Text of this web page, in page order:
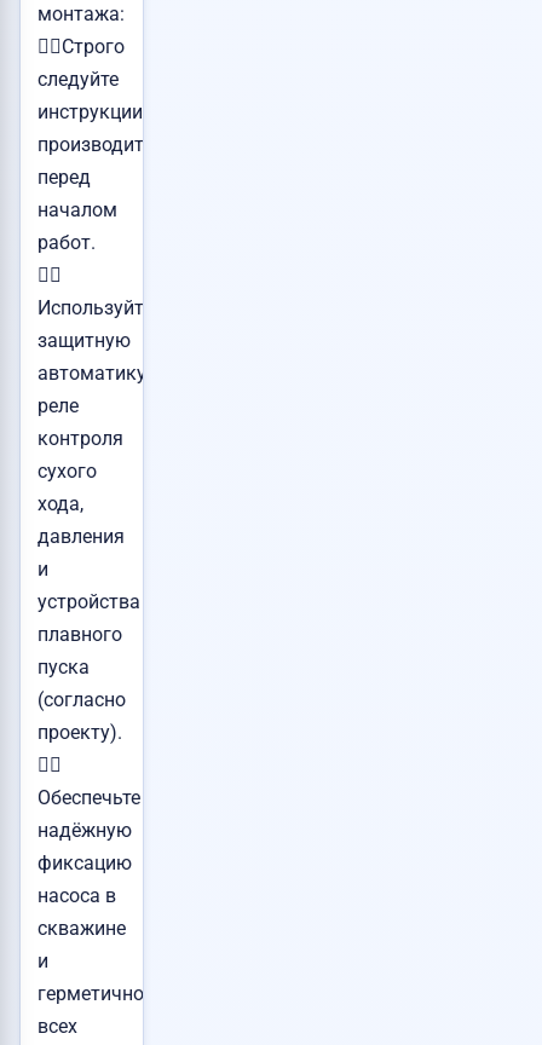
монтажа:
👉🏻Строго
следуйте
инструкции
производителя
перед
началом
работ.
👉🏻
Используйте
защитную
автоматику:
реле
контроля
сухого
хода,
давления
и
устройства
плавного
пуска
(согласно
проекту).
👉🏻
Обеспечьте
надёжную
фиксацию
насоса в
скважине
и
герметичность
всех